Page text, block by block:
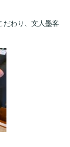
だわり、文人墨客